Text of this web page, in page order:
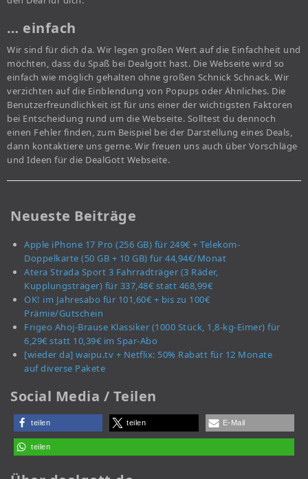
… einfach
Wir sind für dich da. Wir legen großen Wert auf die Einfachheit und
möchten, dass du Spaß bei Dealgott hast. Die Webseite wird so
einfach wie möglich gehalten ohne großen Schnick Schnack. Wir
verzichten auf die Einblendung von Popups oder Ähnliches. Die
Benutzerfreundlichkeit ist für uns einer der wichtigsten Faktoren
bei Entscheidung rund um die Webseite. Solltest du dennoch
einen Fehler finden, zum Beispiel bei der Darstellung eines Deals,
dann kontaktiere uns gerne. Wir freuen uns auch über Vorschläge
und Ideen für die DealGott Webseite.
Neueste Beiträge
Apple iPhone 17 Pro (256 GB) für 249€ + Telekom-
Doppelkarte (50 GB + 10 GB) für 44,94€/Monat
Atera Strada Sport 3 Fahrradträger (3 Räder,
Kupplungsträger) für 337,48€ statt 468,99€
OK! im Jahresabo für 101,60€ + bis zu 100€
Prämie/Gutschein
Frigeo Ahoj-Brause Klassiker (1000 Stück, 1,8-kg-Eimer) für
6,29€ statt 10,39€ im Spar-Abo
[wieder da] waipu.tv + Netflix: 50% Rabatt für 12 Monate
auf diverse Pakete
Social Media / Teilen
teilen teilen E-Mail
teilen